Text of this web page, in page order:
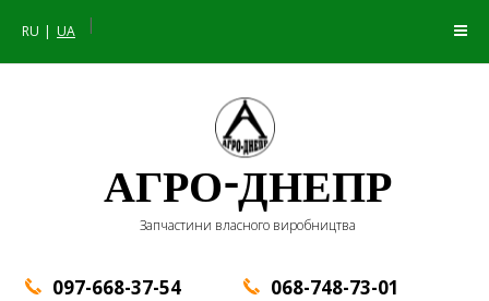
RU UA |
АГРО-ДНЕПР
Запчастини власного виробництва
097-668-37-54
068-748-73-01